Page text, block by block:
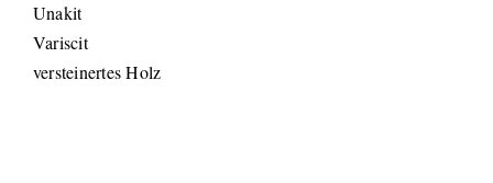
Unakit
Variscit
versteinertes Holz